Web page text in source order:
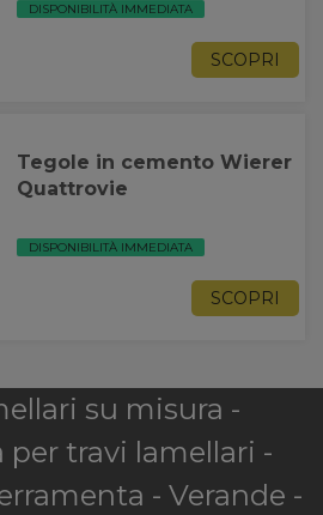
DISPONIBILITÀ IMMEDIATA
SCOPRI
Tegole in cemento Wierer
Quattrovie
DISPONIBILITÀ IMMEDIATA
SCOPRI
su misura -
per travi lamellari -
- Verande -